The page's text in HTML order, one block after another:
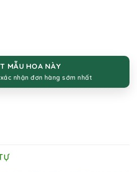
MẪU HOA NÀY
nhận đơn hàng sớm nhất